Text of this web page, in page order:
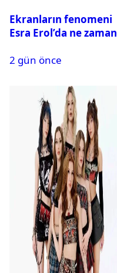
Ekranların fenomeni
Esra Erol’da ne zaman
2 gün önce